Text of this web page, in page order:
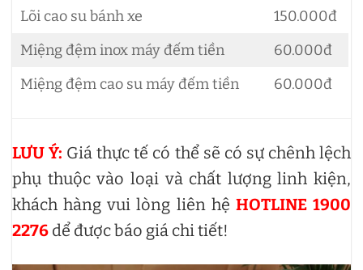
Lõi cao su bánh xe
150.000đ
Miệng đệm inox máy đếm tiền
60.000đ
Miệng đệm cao su máy đếm tiền
60.000đ
LƯU Ý: Giá thực tế có thể sẽ có sự chênh lệch
phụ thuộc vào loại và chất lượng linh kiện,
khách hàng vui lòng liên hệ HOTLINE 1900
2276 dể được báo giá chi tiết!